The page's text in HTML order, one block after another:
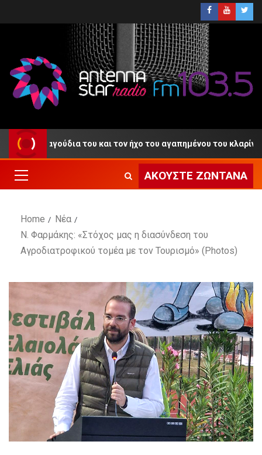
του και τον ήχο του αγαπημένου του κλαρίνου
ΑΚΟΎΣΤΕ ΖΩΝΤΑΝΆ
Home
Νέα
Ν. Φαρμάκης: «Στόχος μας η διασύνδεση του
Αγροδιατροφικού τομέα με τον Τουρισμό» (Photos)